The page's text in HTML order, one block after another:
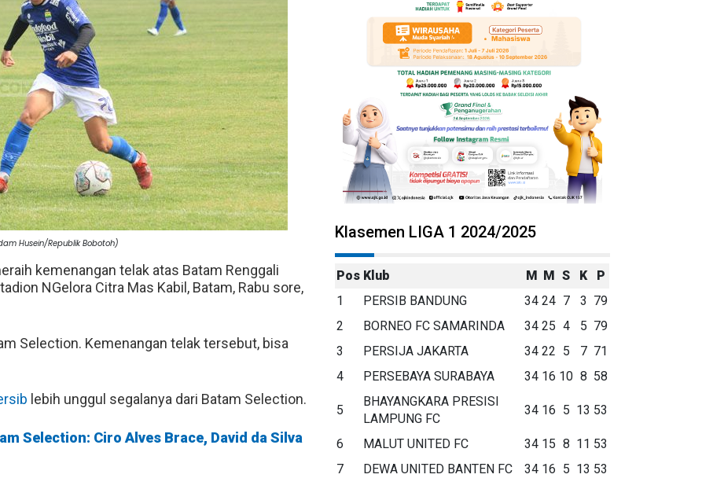
Husein/Republik Bobotoh)
kemenangan telak atas Batam Renggali
NGelora Citra Mas Kabil, Batam, Rabu sore,
Selection. Kemenangan telak tersebut, bisa
lebih unggul segalanya dari Batam Selection.
Selection: Ciro Alves Brace, David da Silva
Klasemen LIGA 1 2024/2025
Pos Klub M M S K
P
1
PERSIB BANDUNG 34 24 7 3 79
2
BORNEO FC SAMARINDA 34 25 4 5 79
3
PERSIJA JAKARTA 34 22 5 7 71
4
PERSEBAYA SURABAYA 34 16 10 8 58
5
BHAYANGKARA PRESISI
LAMPUNG FC
34 16 5 13 53
6 MALUT UNITED FC 34 15 8 11 53
7
DEWA UNITED BANTEN FC 34 16 5 13 53